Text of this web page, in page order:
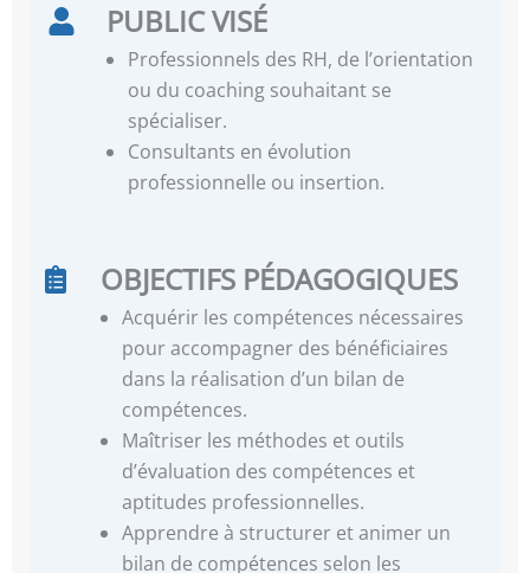
PUBLIC VISÉ
Professionnels des RH, de l’orientation
ou du coaching souhaitant se
spécialiser.
Consultants en évolution
professionnelle ou insertion.
OBJECTIFS PÉDAGOGIQUES
Acquérir les compétences nécessaires
pour accompagner des bénéficiaires
dans la réalisation d’un bilan de
compétences.
Maîtriser les méthodes et outils
d’évaluation des compétences et
aptitudes professionnelles.
Apprendre à structurer et animer un
bilan de compétences selon les